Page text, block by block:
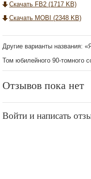
Скачать FB2 (1717 KB)
Скачать MOBI (2348 KB)
Другие варианты названия:
Том юбилейного 90-томного
Отзывов пока нет
Войти и написать